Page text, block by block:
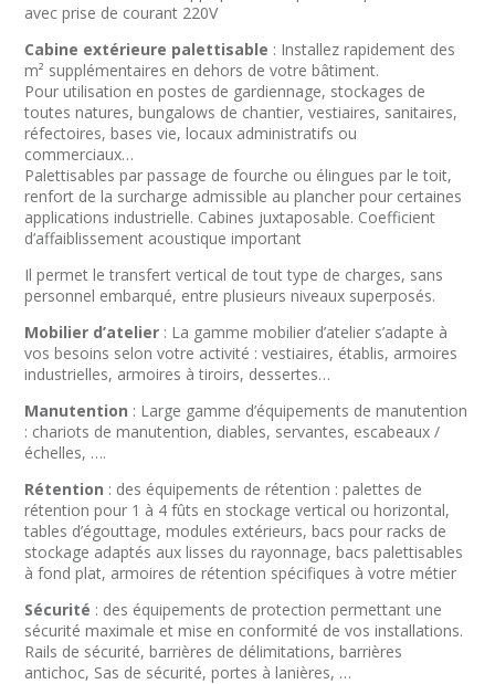
avec prise de courant 220V
Cabine extérieure palettisable : Installez rapidement des
m² supplémentaires en dehors de votre bâtiment.
Pour utilisation en postes de gardiennage, stockages de
toutes natures, bungalows de chantier, vestiaires, sanitaires,
réfectoires, bases vie, locaux administratifs ou
commerciaux…
Palettisables par passage de fourche ou élingues par le toit,
renfort de la surcharge admissible au plancher pour certaines
applications industrielle. Cabines juxtaposable. Coefficient
d’affaiblissement acoustique important
Il permet le transfert vertical de tout type de charges, sans
personnel embarqué, entre plusieurs niveaux superposés.
Mobilier d’atelier : La gamme mobilier d’atelier s’adapte à
vos besoins selon votre activité : vestiaires, établis, armoires
industrielles, armoires à tiroirs, dessertes…
Manutention : Large gamme d’équipements de manutention
: chariots de manutention, diables, servantes, escabeaux /
échelles, ….
Rétention : des équipements de rétention : palettes de
rétention pour 1 à 4 fûts en stockage vertical ou horizontal,
tables d’égouttage, modules extérieurs, bacs pour racks de
stockage adaptés aux lisses du rayonnage, bacs palettisables
à fond plat, armoires de rétention spécifiques à votre métier
Sécurité : des équipements de protection permettant une
sécurité maximale et mise en conformité de vos installations.
Rails de sécurité, barrières de délimitations, barrières
antichoc, Sas de sécurité, portes à lanières, …